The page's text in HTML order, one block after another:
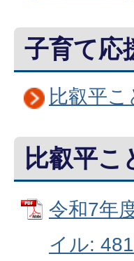
子育て応
比叡平
比叡平
令和7年
イル: